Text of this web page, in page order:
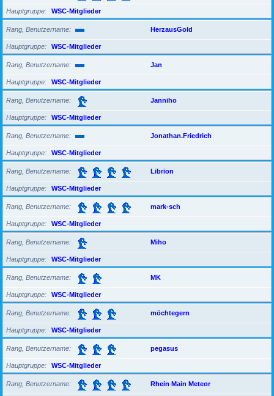
Hauptgruppe WSC-Mitglieder
Rang, Benutzername HerzausGold
Hauptgruppe WSC-Mitglieder
Rang, Benutzername Jan
Hauptgruppe WSC-Mitglieder
Rang, Benutzername Janniho
Hauptgruppe WSC-Mitglieder
Rang, Benutzername Jonathan.Friedrich
Hauptgruppe WSC-Mitglieder
Rang, Benutzername Librion
Hauptgruppe WSC-Mitglieder
Rang, Benutzername mark-sch
Hauptgruppe WSC-Mitglieder
Rang, Benutzername Miho
Hauptgruppe WSC-Mitglieder
Rang, Benutzername MK
Hauptgruppe WSC-Mitglieder
Rang, Benutzername möchtegern
Hauptgruppe WSC-Mitglieder
Rang, Benutzername pegasus
Hauptgruppe WSC-Mitglieder
Rang, Benutzername Rhein Main Meteor